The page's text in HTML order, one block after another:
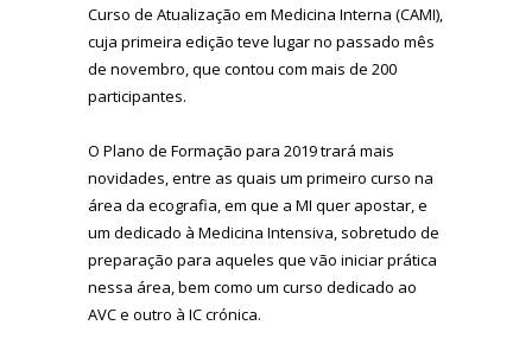
Curso de Atualização em Medicina Interna (CAMI),
cuja primeira edição teve lugar no passado mês
de novembro, que contou com mais de 200
participantes.
O Plano de Formação para 2019 trará mais
novidades, entre as quais um primeiro curso na
área da ecografia, em que a MI quer apostar, e
um dedicado à Medicina Intensiva, sobretudo de
preparação para aqueles que vão iniciar prática
nessa área, bem como um curso dedicado ao
AVC e outro à IC crónica.